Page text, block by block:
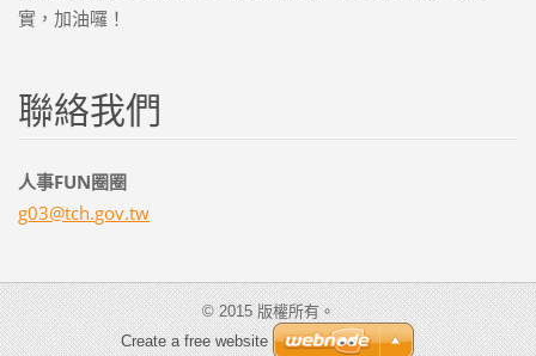
實，加油囉！
聯絡我們
人事FUN圈圈
g03@tch.gov.tw
© 2015 版權所有。
Create a free website